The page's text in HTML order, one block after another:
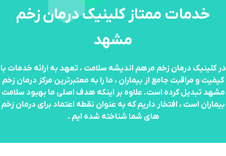
خدمات ممتاز کلینیکدرمانزخم
مشهد
در کلینیک درمان زخم مرهم اندیشه سلامت ، تعهد به ارائه خدمات با
کیفیت و مراقبت جامع از بیماران ، ما را به معتبرترین مرکز درمان زخم
مشهد تبدیل کرده است. علاوه بر اینکه هدف اصلی ما بهبود سلامت
بیماران است ، افتخار داریم که به عنوان نقطه اعتماد برای درمان زخم‌
های شما شناخته شده‌ ایم .